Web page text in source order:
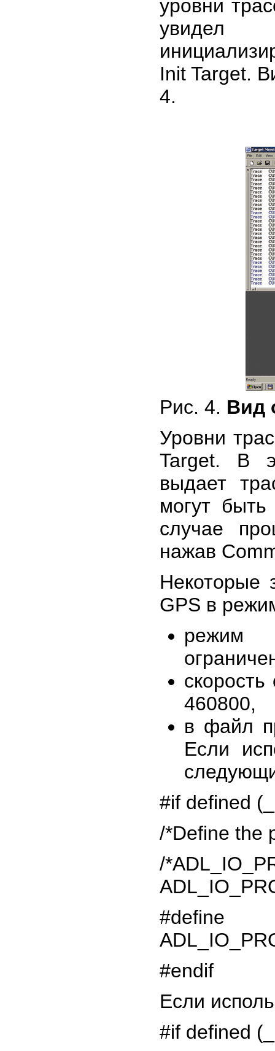
уровни
увидел
Init Target.
4.
Рис. 4. Вид
Уровни
Target. В
выдает
могут
случае
нажав
Некоторые
GPS в
режим
460800,
в файл
Если
#if defined
/*Define the
/
#endif
Если
#if defined